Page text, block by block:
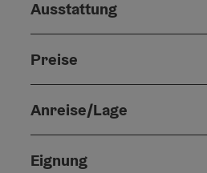
Ausstattung
Preise
Anreise/Lage
Eignung